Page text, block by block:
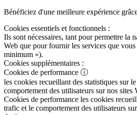
Bénéficiez d'une meilleure expérience
Cookies essentiels et fonctionnels :
Ils sont nécessaires, tant pour permettre la
Web que pour fournir les services que
minimum »).
Cookies supplémentaires :
Cookies de performance ⓘ
les cookies recueillant des statistiques sur
comportement des utilisateurs sur nos sites
Cookies de performance les cookies
trafic et le comportement des utilisateurs